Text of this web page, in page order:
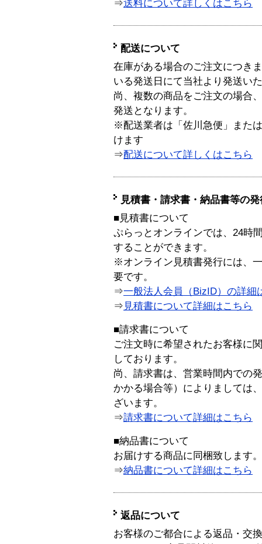
⇒送料について詳しくはこちら
配送について
在庫がある場合のご注文につき
いる発送日にて当社より発送い
尚、複数の商品をご注文の場合
発送となります。
※配送業者は「佐川急便」また
けます
⇒配送について詳しくはこちら
見積書・請求書・納品書等の
■見積書について
ぷらっとオンラインでは、24時
することができます。
※オンライン見積書発行には、
要です。
⇒一般法人会員（BizID）の詳細
⇒ 見積書について詳細はこちら
■請求書について
ご注文時に希望されたお客様に
しております。
尚、請求書は、営業時間内での
かかる場合等）によりましては
ざいます。
⇒請求書について詳細はこちら
■納品書について
お届けする商品に同梱致します。
⇒納品書について詳細はこちら
返品について
お客様のご都合による返品・交